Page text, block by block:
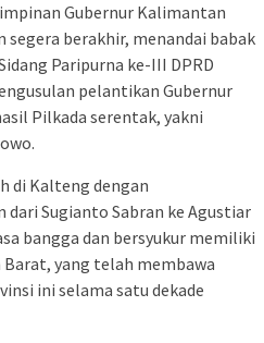
Gubernur Kalimantan
segera berakhir, menandai babak
Paripurna ke-III DPRD
pelantikan Gubernur
Pilkada serentak, yakni
di Kalteng dengan
Sugianto Sabran ke Agustiar
bangga dan bersyukur memiliki
yang telah membawa
ini selama satu dekade